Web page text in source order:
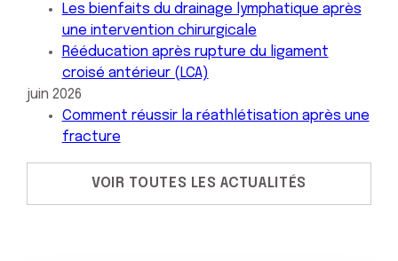
Les bienfaits du drainage lymphatique après
une intervention chirurgicale
Rééducation après rupture du ligament
croisé antérieur (LCA)
juin 2026
Comment réussir la réathlétisation après une
fracture
VOIR TOUTES LES ACTUALITÉS